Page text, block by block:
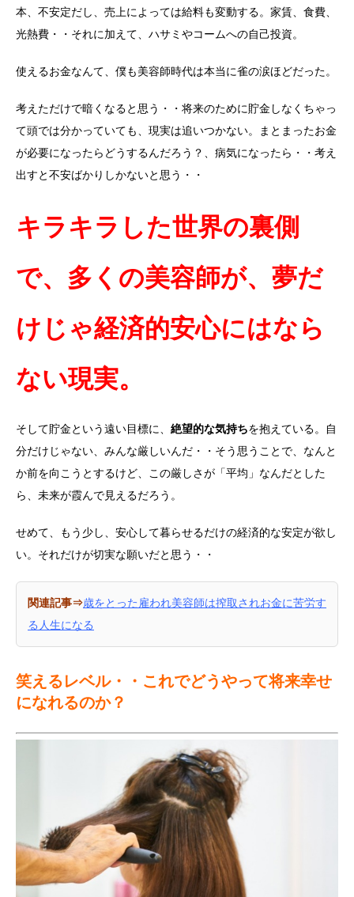
本、不安定だし、売上によっては給料も変動する。家賃、食費、
光熱費・・それに加えて、ハサミやコームへの自己投資。
使えるお金なんて、僕も美容師時代は本当に雀の涙ほどだった。
考えただけで暗くなると思う・・将来のために貯金しなくちゃっ
て頭では分かっていても、現実は追いつかない。まとまったお金
が必要になったらどうするんだろう？、病気になったら・・考え
出すと不安ばかりしかないと思う・・
キラキラした世界の裏側
で、多くの美容師が、夢だ
けじゃ経済的安心にはなら
ない現実。
そして貯金という遠い目標に、 絶望的な気持ちを抱えている。自
分だけじゃない、みんな厳しいんだ・・そう思うことで、なんと
か前を向こうとするけど、この厳しさが「平均」なんだとした
ら、未来が霞んで見えるだろう。
せめて、もう少し、安心して暮らせるだけの経済的な安定が欲し
い。それだけが切実な願いだと思う・・
関連記事⇒歳をとった雇われ美容師は搾取されお金に苦労す
る人生になる
笑えるレベル・・これでどうやって将来幸せ
になれるのか？